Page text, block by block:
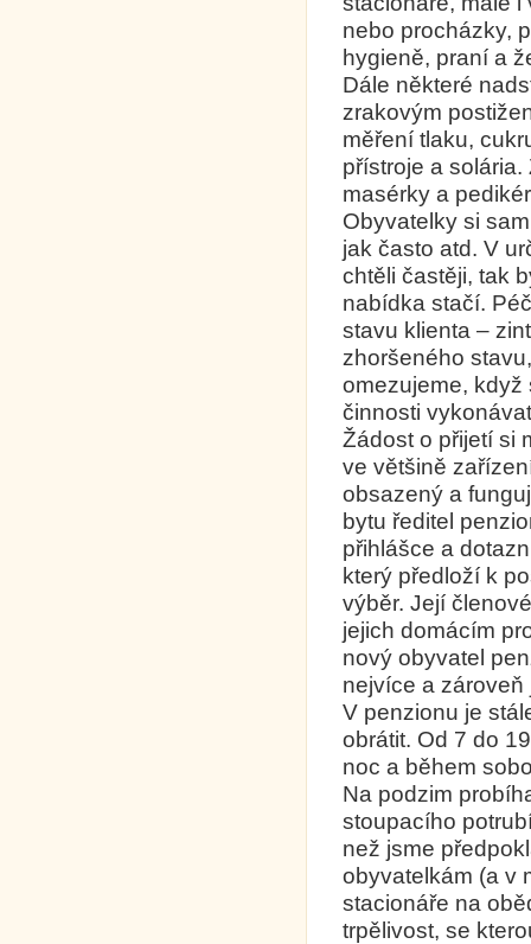
nebo procházky,
hygieně, praní a
Dále některé
zrakovým
měření tlaku,
přístroje a
masérky a
Obyvatelky si
jak často atd. V
chtěli častěji, tak
nabídka stačí.
stavu klienta –
zhoršeného
omezujeme, když
činnosti
Žádost o přijetí si
ve většině
obsazený a
bytu ředitel
přihlášce a
který předloží k
výběr. Její
jejich domácím
nový obyvatel
nejvíce a
V penzionu je
obrátit. Od 7 do
noc a během
Na podzim
stoupacího
než jsme
obyvatelkám (a v
stacionáře na
trpělivost, se